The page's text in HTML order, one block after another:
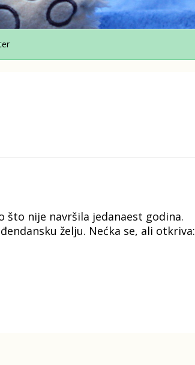
što nije navršila jedanaest godina.
želju. Nećka se, ali otkriva: